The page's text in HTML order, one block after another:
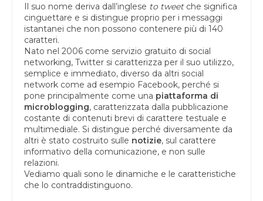
Il suo nome deriva dall’inglese to tweet che significa
cinguettare e si distingue proprio per i messaggi
istantanei che non possono contenere più di 140
caratteri.
Nato nel 2006 come servizio gratuito di social
networking, Twitter si caratterizza per il suo utilizzo,
semplice e immediato, diverso da altri social
network come ad esempio Facebook, perché si
pone principalmente come una piattaforma di
microblogging, caratterizzata dalla pubblicazione
costante di contenuti brevi di carattere testuale e
multimediale. Si distingue perché diversamente da
altri è stato costruito sulle notizie, sul carattere
informativo della comunicazione, e non sulle
relazioni.
Vediamo quali sono le dinamiche e le caratteristiche
che lo contraddistinguono.